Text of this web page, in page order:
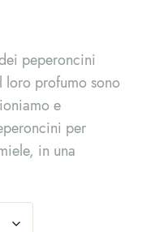
peperoncini
profumo sono
e
per
in una